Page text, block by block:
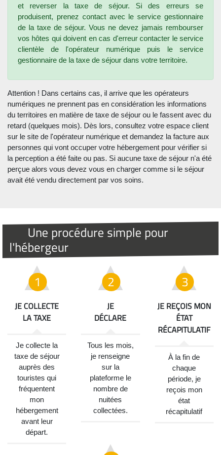
et reverser la taxe de séjour. Si des erreurs se
produisent, prenez contact avec le service gestionnaire
de la taxe de séjour. Vous ne devez jamais rembourser
vos hôtes qui doivent en cas d'erreur contacter le service
clientèle de l'opérateur numérique puis le service
gestionnaire de la taxe de séjour dans votre territoire.
Attention ! Dans certains cas, il arrive que les opérateurs
numériques ne prennent pas en considération les informations
du territoires en matière de taxe de séjour ou le fassent avec du
retard (quelques mois). Dès lors, consultez votre espace client
sur le site de l'opérateur numérique et demandez la facture aux
personnes qui vont occuper votre hébergement pour vérifier si
la perception a été faite ou pas. Si aucune taxe de séjour n'a été
perçue alors vous devez vous en charger comme si le séjour
avait été vendu directement par vos soins.
Une procédure simple pour
l'hébergeur
JE COLLECTE
LA TAXE
Je collecte la
taxe de séjour
auprès des
touristes qui
fréquentent
mon
hébergement
avant leur
départ.
JE
DÉCLARE
Tous les mois,
je renseigne
sur la
plateforme le
nombre de
nuitées
collectées.
JE REÇOIS MON
ÉTAT
RÉCAPITULATIF
À la fin de
chaque
période, je
reçois mon
état
récapitulatif